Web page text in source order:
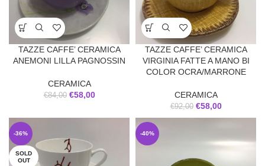
TAZZE CAFFE’ CERAMICA
ANEMONI LILLA PAGNOSSIN
CERAMICA
€84,00 €58,00
TAZZE CAFFE’ CERAMICA
VIRGINIA FATTE A MANO BI
COLOR OCRA/MARRONE
CERAMICA
€92,00 €58,00
-36%
SOLD
OUT
-40%